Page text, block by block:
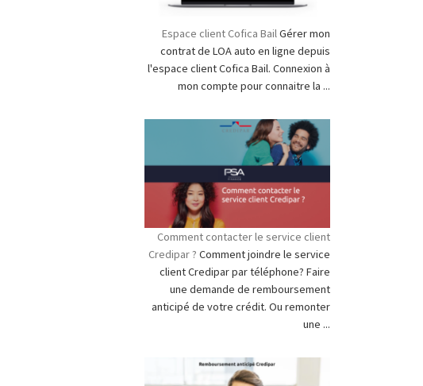
Espace client Cofica BailGérer mon
contrat de LOA auto en ligne depuis
l'espace client Cofica Bail. Connexion à
mon compte pour connaitre la ...
Comment contacter le service client
Credipar ? Comment joindre le service
client Credipar par téléphone? Faire
une demande de remboursement
anticipé de votre crédit. Ou remonter
une ...